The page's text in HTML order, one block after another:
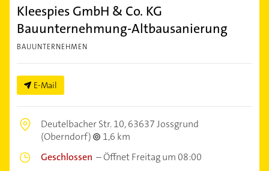
Kleespies GmbH & Co. KG
Bauunternehmung-Altbausanierung
BAUUNTERNEHMEN
E-Mail
Deutelbacher Str. 10,63637 Jossgrund
(Oberndorf)
1,6 km
Geschlossen –Öffnet Freitag um 08:00